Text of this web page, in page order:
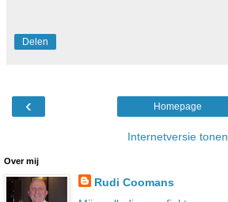
Delen
‹ Homepage
Internetversie tonen
Over mij
Rudi Coomans